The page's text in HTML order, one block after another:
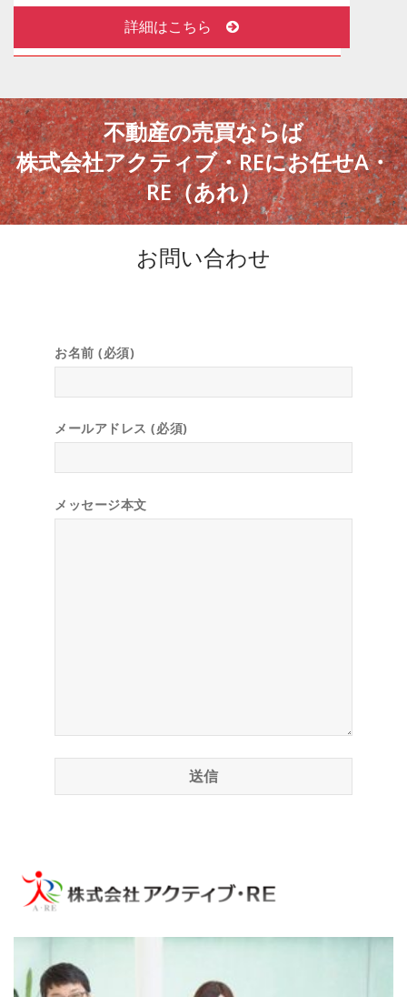
成約済！ありがとうございました。売地 東京都
荒川区西尾久３丁目 売地 おかげさまで成約に
2024年07月18日
成約済！ありがとうございました。中古戸建 東
京都足立区
栗原3丁目中古戸建 おかげさまで成約になりま
した。
2024年07月11日
さまで成約になりました。
2024年06月28日
ン 東京都大田区
蒲田4丁目一棟売マンション おかげさまで成約
になりました。
成約になりました。
2024年03月23日
ン 東京都葛飾区
詳細はこちら
不動産の売買ならば
株式会社アクティブ・REにお任せA・
RE（あれ）
お問い合わせ
お名前 (必須)
メールアドレス (必須)
メッセージ本文